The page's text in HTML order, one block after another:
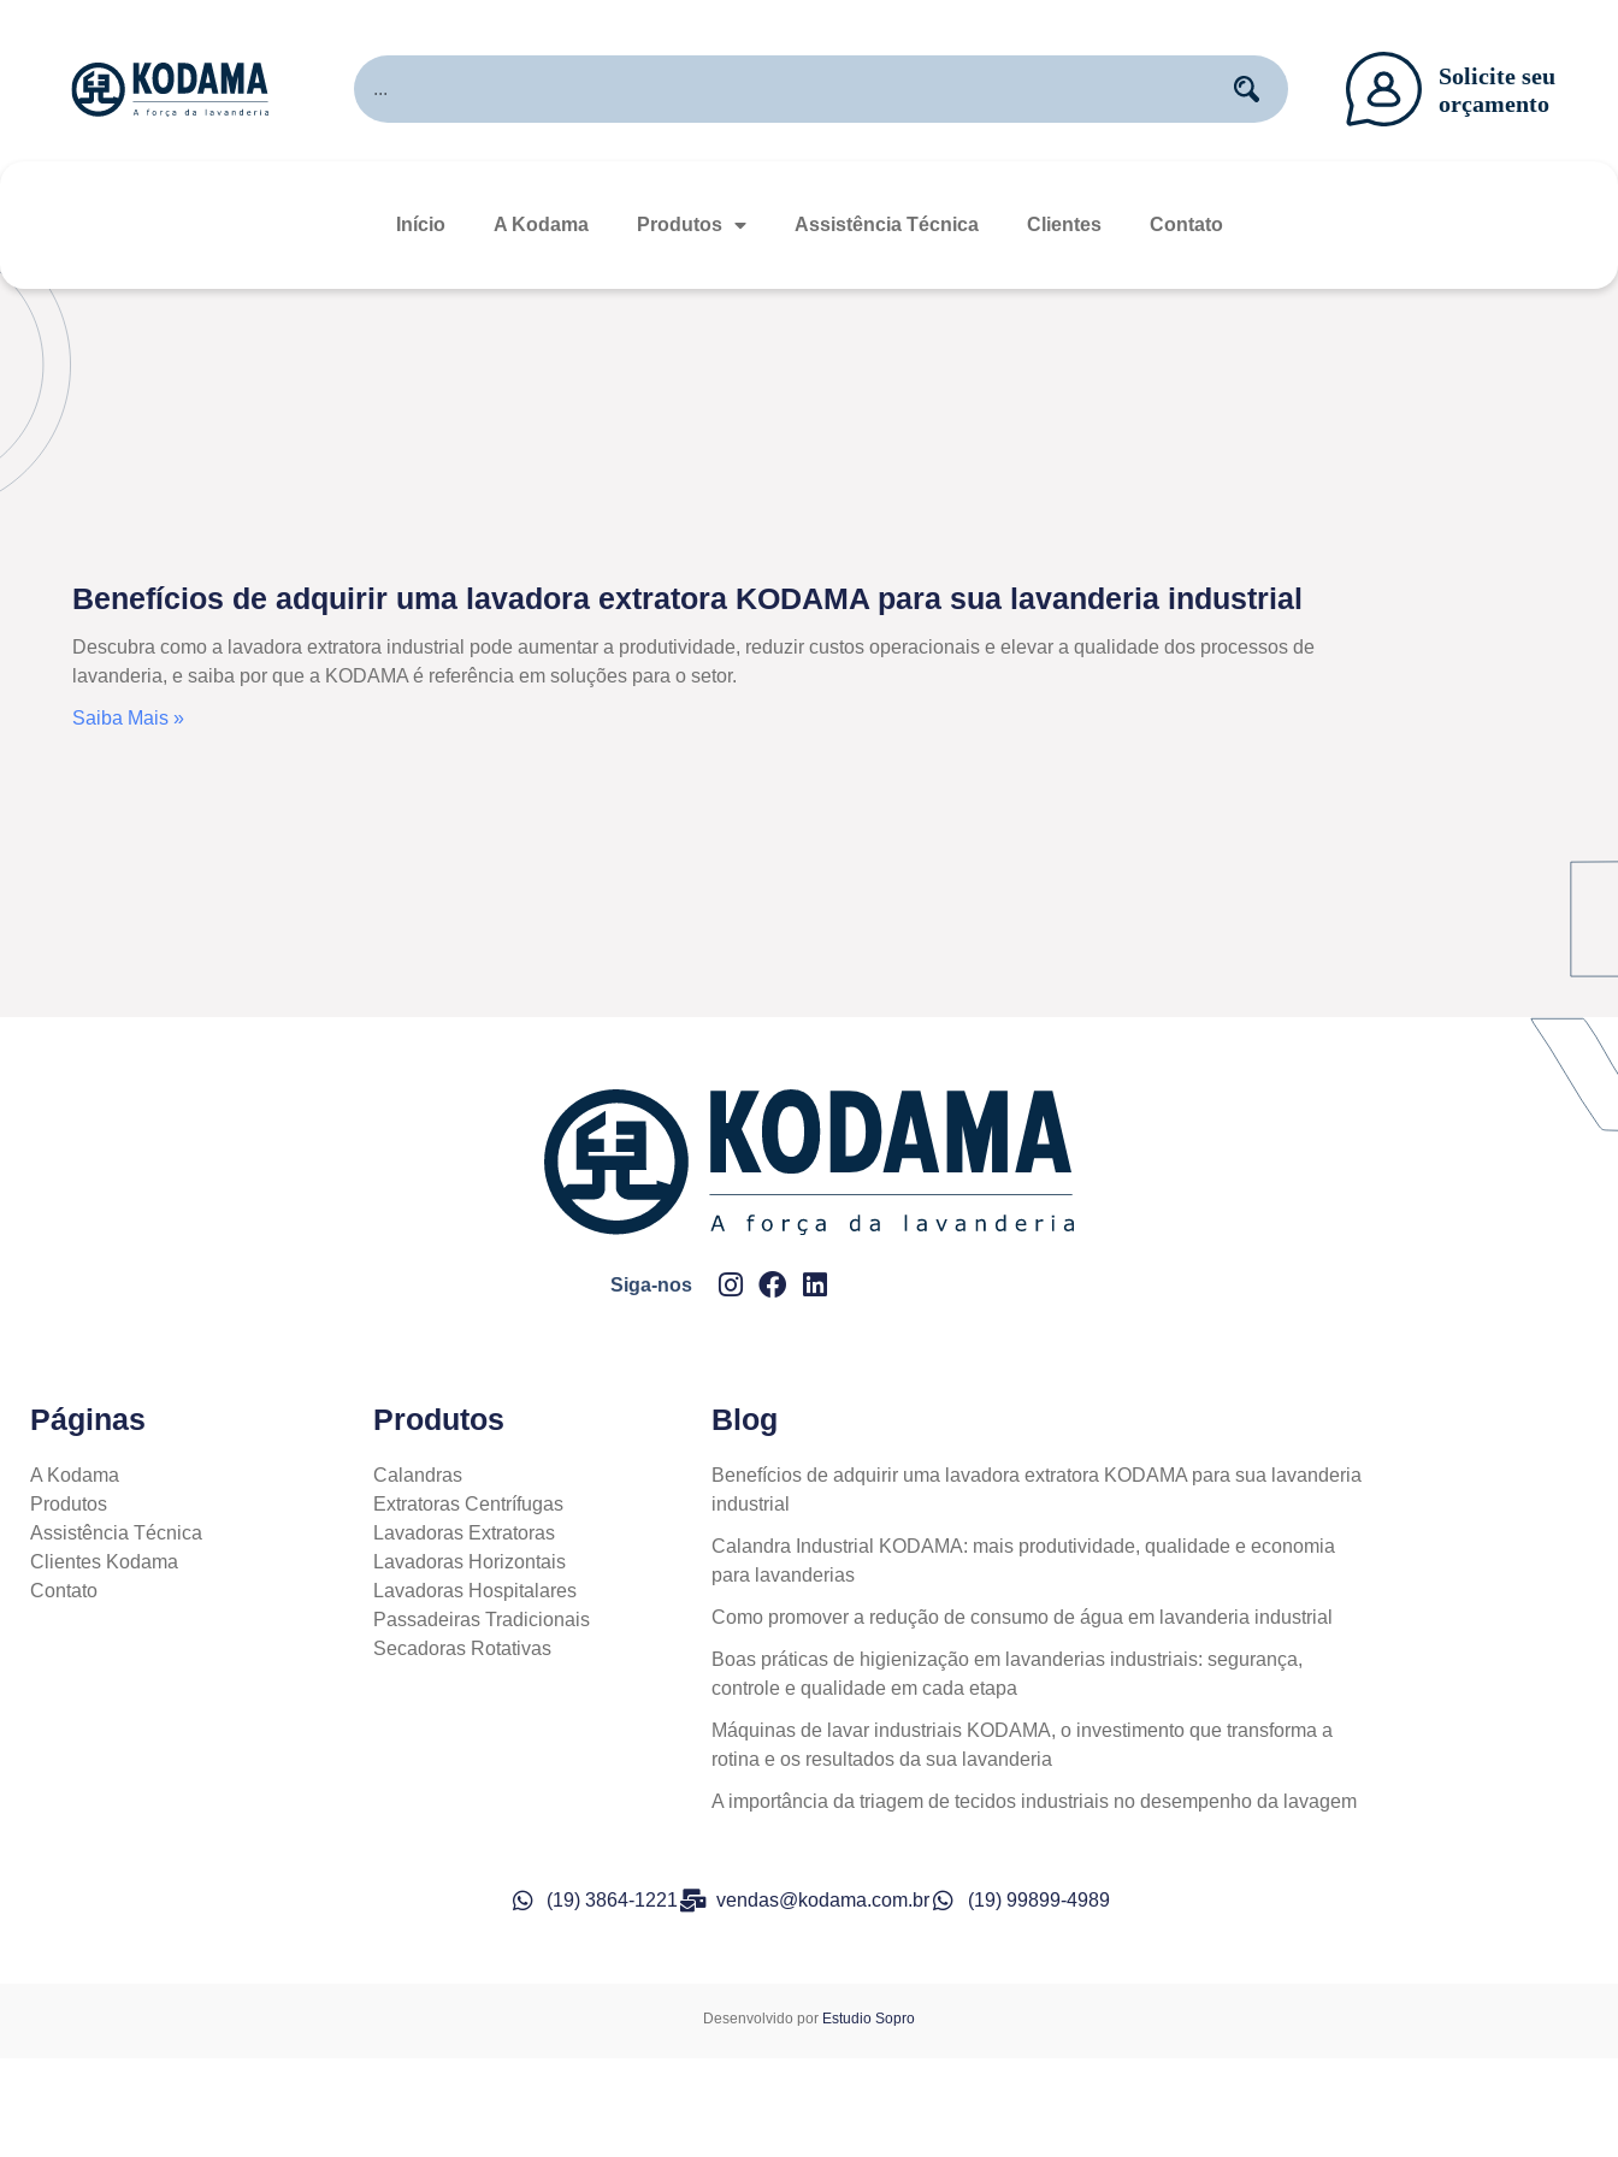
Início A Kodama Produtos Assistência Técnica Clientes Contato
Benefícios de adquirir uma lavadora extratora KODAMA para sua lavanderia industrial
Descubra como a lavadora extratora industrial pode aumentar a produtividade, reduzir custos operacionais e elevar a qualidade dos processos de
lavanderia, e saiba por que a KODAMA é referência em soluções para o setor.
Saiba Mais »
Siga-nos
Páginas
A Kodama
Produtos
Assistência Técnica
Clientes Kodama
Contato
Produtos
Calandras
Extratoras Centrífugas
Lavadoras Extratoras
Lavadoras Horizontais
Lavadoras Hospitalares
Passadeiras Tradicionais
Secadoras Rotativas
Blog
Benefícios de adquirir uma lavadora extratora KODAMA para sua lavanderia
industrial
Calandra Industrial KODAMA: mais produtividade, qualidade e economia
para lavanderias
Como promover a redução de consumo de água em lavanderia industrial
Boas práticas de higienização em lavanderias industriais: segurança,
controle e qualidade em cada etapa
Máquinas de lavar industriais KODAMA, o investimento que transforma a
rotina e os resultados da sua lavanderia
A importância da triagem de tecidos industriais no desempenho da lavagem
(19) 3864-1221 vendas@kodama.com.br (19) 99899-4989
Desenvolvido por Estudio Sopro